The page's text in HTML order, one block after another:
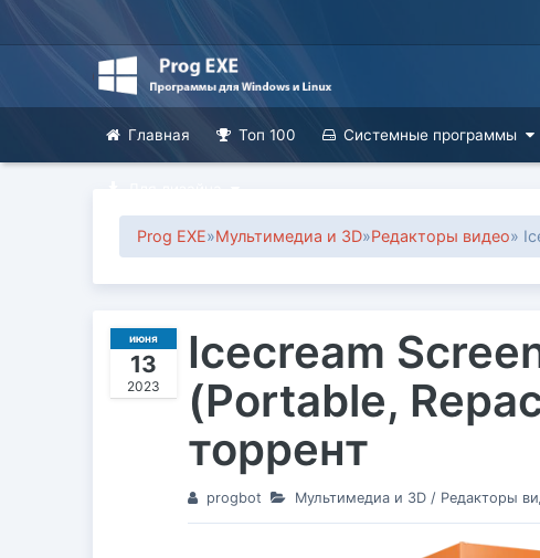
Главная Топ 100 Системные программы
Prog EXE»Мультимедиа и 3D»Редакторы видео»
июня
13
2023
Icecream
(Portable,
торрент
progbot Мультимедиа и 3D / Редакторы